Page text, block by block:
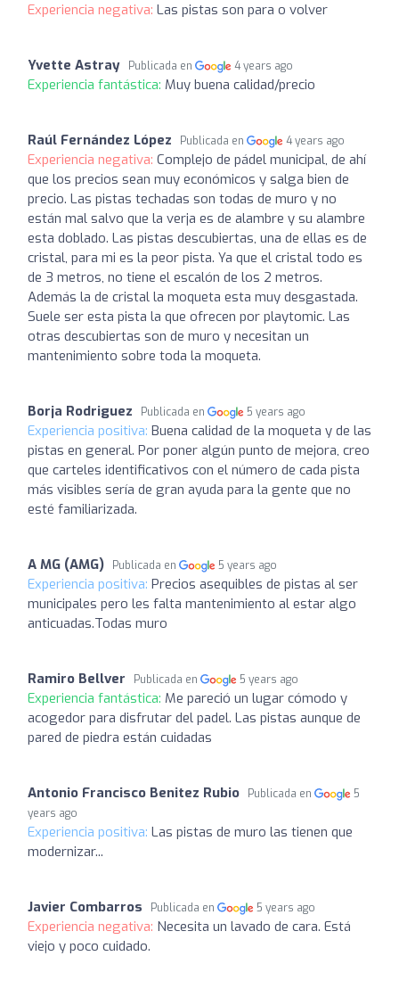
Experiencia negativa: Las pistas son para o volver
Yvette Astray Publicada en 4 years ago
Experiencia fantástica: Muy buena calidad/precio
Raúl Fernández López Publicada en 4 years ago
Experiencia negativa: Complejo de pádel municipal, de ahí
que los precios sean muy económicos y salga bien de
precio. Las pistas techadas son todas de muro y no
están mal salvo que la verja es de alambre y su alambre
esta doblado. Las pistas descubiertas, una de ellas es de
cristal, para mi es la peor pista. Ya que el cristal todo es
de 3 metros, no tiene el escalón de los 2 metros.
Además la de cristal la moqueta esta muy desgastada.
Suele ser esta pista la que ofrecen por playtomic. Las
otras descubiertas son de muro y necesitan un
mantenimiento sobre toda la moqueta.
Borja Rodriguez Publicada en 5 years ago
Experiencia positiva: Buena calidad de la moqueta y de las
pistas en general. Por poner algún punto de mejora, creo
que carteles identificativos con el número de cada pista
más visibles sería de gran ayuda para la gente que no
esté familiarizada.
A MG (AMG) Publicada en 5 years ago
Experiencia positiva: Precios asequibles de pistas al ser
municipales pero les falta mantenimiento al estar algo
anticuadas.Todas muro
Ramiro Bellver Publicada en 5 years ago
Experiencia fantástica: Me pareció un lugar cómodo y
acogedor para disfrutar del padel. Las pistas aunque de
pared de piedra están cuidadas
Antonio Francisco Benitez Rubio Publicada en
5
years ago
Experiencia positiva: Las pistas de muro las tienen que
modernizar...
Javier Combarros Publicada en 5 years ago
Experiencia negativa: Necesita un lavado de cara. Está
viejo y poco cuidado.